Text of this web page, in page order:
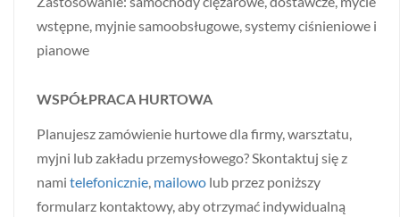
wstępne, myjnie samoobsługowe, systemy ciśnieniowe i
pianowe
WSPÓŁPRACA HURTOWA
Planujesz zamówienie hurtowe dla firmy, warsztatu,
myjni lub zakładu przemysłowego? Skontaktuj się z
nami telefonicznie, mailowo lub przez poniższy
formularz kontaktowy, aby otrzymać indywidualną